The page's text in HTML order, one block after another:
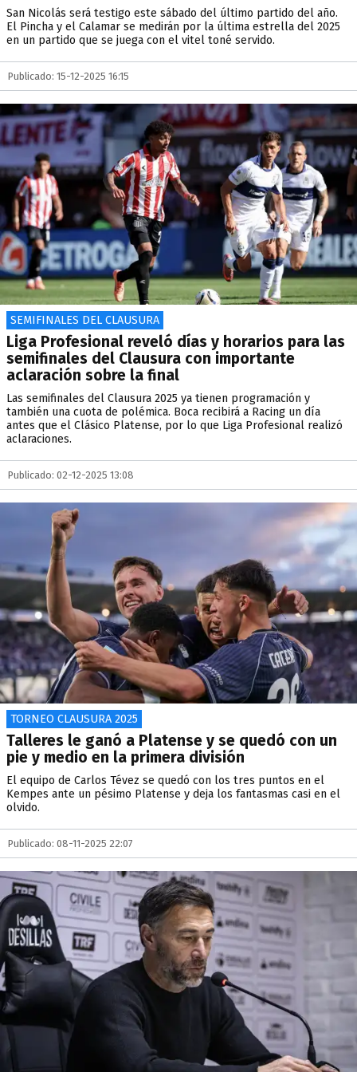
San Nicolás será testigo este sábado del último partido del año.
El Pincha y el Calamar se medirán por la última estrella del 2025
en un partido que se juega con el vitel toné servido.
Publicado: 15-12-2025 16:15
SEMIFINALES DEL CLAUSURA
Liga Profesional reveló días y horarios para las
semifinales del Clausura con importante
aclaración sobre la final
Las semifinales del Clausura 2025 ya tienen programación y
también una cuota de polémica. Boca recibirá a Racing un día
antes que el Clásico Platense, por lo que Liga Profesional realizó
aclaraciones.
Publicado: 02-12-2025 13:08
TORNEO CLAUSURA 2025
Talleres le ganó a Platense y se quedó con un
pie y medio en la primera división
El equipo de Carlos Tévez se quedó con los tres puntos en el
Kempes ante un pésimo Platense y deja los fantasmas casi en el
olvido.
Publicado: 08-11-2025 22:07